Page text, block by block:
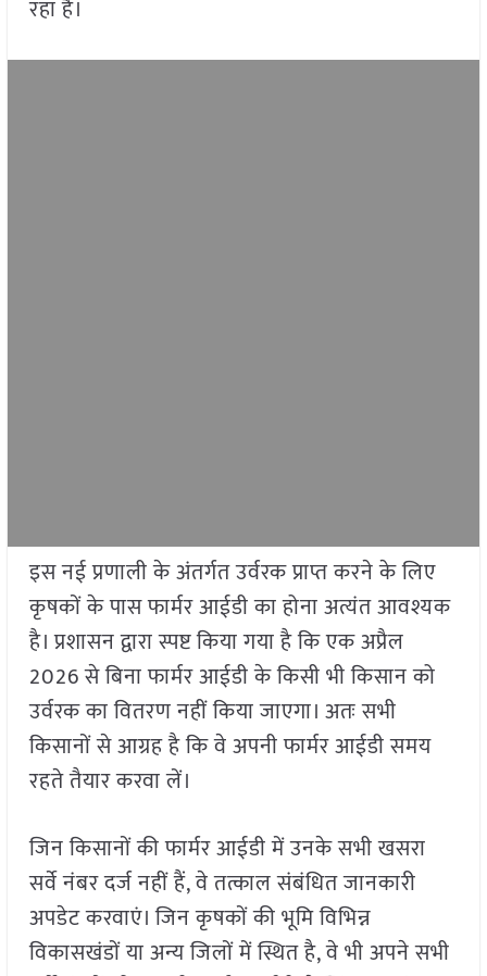
रहा है।
इस नई प्रणाली के अंतर्गत उर्वरक प्राप्त करने के लिए
कृषकों के पास फार्मर आईडी का होना अत्यंत आवश्यक
है। प्रशासन द्वारा स्पष्ट किया गया है कि एक अप्रैल
2026 से बिना फार्मर आईडी के किसी भी किसान को
उर्वरक का वितरण नहीं किया जाएगा। अतः सभी
किसानों से आग्रह है कि वे अपनी फार्मर आईडी समय
रहते तैयार करवा लें।
जिन किसानों की फार्मर आईडी में उनके सभी खसरा
सर्वे नंबर दर्ज नहीं हैं, वे तत्काल संबंधित जानकारी
अपडेट करवाएं। जिन कृषकों की भूमि विभिन्न
विकासखंडों या अन्य जिलों में स्थित है, वे भी अपने सभी